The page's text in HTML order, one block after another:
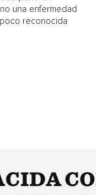
una enfermedad
reconocida